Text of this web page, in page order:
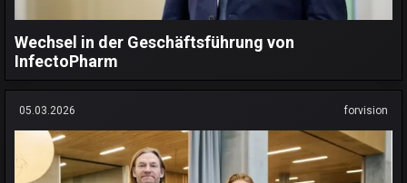
Wechsel in der Geschäftsführung von
InfectoPharm
05.03.2026 forvision